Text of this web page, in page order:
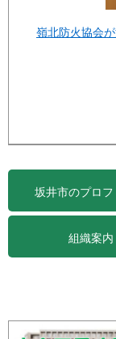
嶺北防火協会
坂井市のプロ
組織案内